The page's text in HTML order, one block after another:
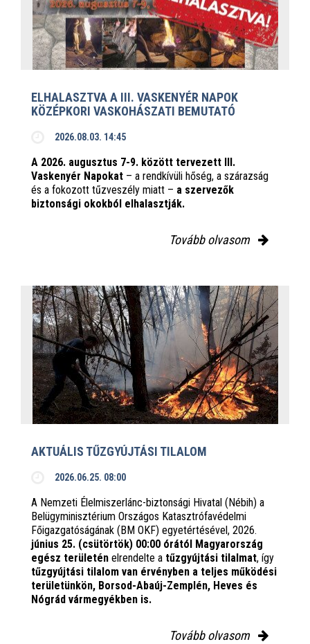
ELHALASZTVA A III. VASKENYÉR NAPOK
KÖZÉPKORI VASKOHÁSZATI BEMUTATÓ
2026.08.03. 14:45
A 2026. augusztus 7-9. között tervezett III.
Vaskenyér Napokat – a rendkívüli hőség, a szárazság
és a fokozott tűzveszély miatt – a szervezők
biztonsági okokból elhalasztják.
Tovább olvasom
AKTUÁLIS TŰZGYÚJTÁSI TILALOM
2026.06.25. 08:00
A Nemzeti Élelmiszerlánc-biztonsági Hivatal (Nébih) a
Belügyminisztérium Országos Katasztrófavédelmi
Főigazgatóságának (BM OKF) egyetértésével, 2026.
június 25. (csütörtök) 00:00 órától Magyarország
egész területén elrendelte a tűzgyújtási tilalmat, így
tűzgyújtási tilalom van érvényben a teljes működési
területünkön, Borsod-Abaúj-Zemplén, Heves és
Nógrád vármegyékben is.
Tovább olvasom